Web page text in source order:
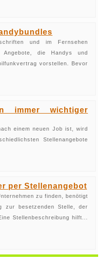
und im Fernsehen
die Handys und
vorstellen. Bevor
immer wichtiger
einem neuen Job ist, wird
Stellenangebote
per Stellenangebot
zu finden, benötigt
zur besetzenden Stelle, der
Stellenbeschreibung hilft...